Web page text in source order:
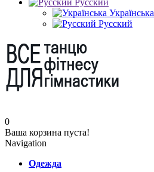
Русский
Українська
Русский
0
Ваша корзина пуста!
Navigation
Одежда